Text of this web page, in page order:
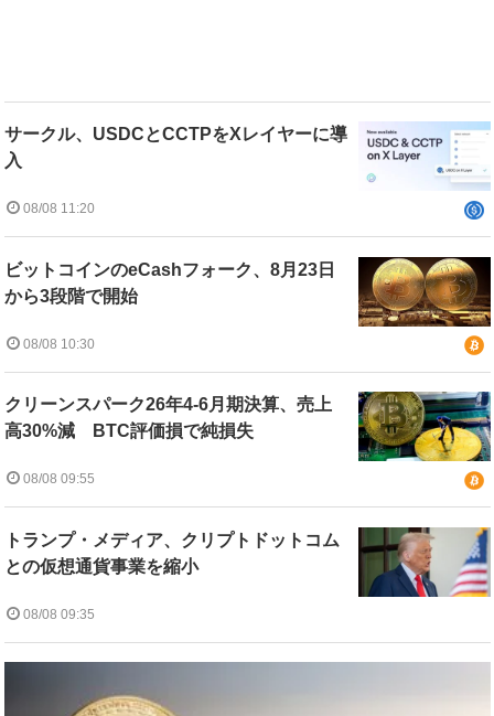
サークル、USDCとCCTPをXレイヤーに導
入
08/08 11:20
ビットコインのeCashフォーク、8月23日
から3段階で開始
08/08 10:30
クリーンスパーク26年4-6月期決算、売上
高30%減 BTC評価損で純損失
08/08 09:55
トランプ・メディア、クリプトドットコム
との仮想通貨事業を縮小
08/08 09:35